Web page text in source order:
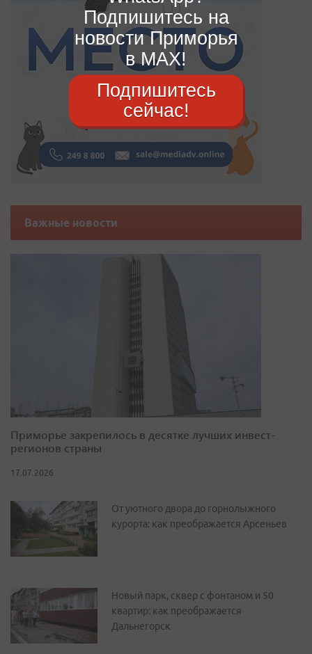
Важные новости
Приморье закрепилось в десятке лучших инвест-
регионов страны
17.07.2026
От уютного двора до горнолыжного
курорта: как преображается Арсеньев
Новый парк, сквер с фонтаном и 50
квартир: как преображается
Дальнегорск
Подпишитесь на
новости Приморья
в MAX!
Подпишитесь
сейчас!